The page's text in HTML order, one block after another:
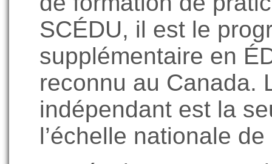
SCÉDU, il est le
supplémentaire en
reconnu au Canada.
indépendant est la
l’échelle nationale